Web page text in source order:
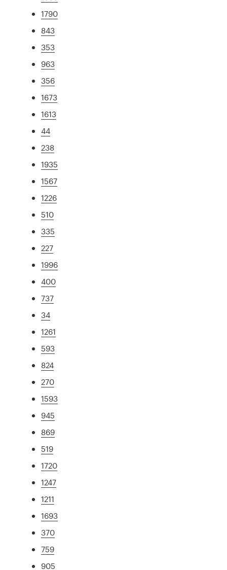
1790
843
353
963
356
1673
1613
44
238
1935
1567
1226
510
335
227
1996
400
737
34
1261
593
824
270
1593
945
869
519
1720
1247
1211
1693
370
759
905